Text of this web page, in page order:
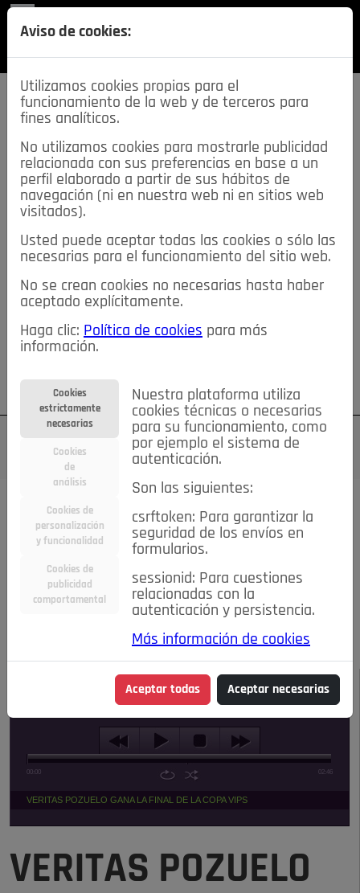
SECCIONES
descarga esta
REVISTA
≡NOTICIAS
NOTICIAS SERVICIOS DE INTERÉS
TABLÓN DE ANUNCIOS MIS ANUNCIOS CONTACTO
NOSOTROS
Su cuenta Regístrese ¿Olvidó su contraseña?
Todas las noticias..
#TePrestoMisOjos Caridad
Ciencia&Tecnología
Economía
Entretenimiento
Estilo de Vida
Internacional
Madrid Opinión IN
Pozuelo de Alarcón
Salud 🔴 En Directo
NOTICIAS
Escucha el audio de esta noticia:
00:00 02:46
VERITAS POZUELO GANA LA FINAL DE LA COPA VIPS
VERITAS POZUELO
Aviso de cookies:
Utilizamos cookies propias para el
funcionamiento de la web y de terceros para
fines analíticos.
No utilizamos cookies para mostrarle publicidad
relacionada con sus preferencias en base a un
perfil elaborado a partir de sus hábitos de
navegación (ni en nuestra web ni en sitios web
visitados).
Usted puede aceptar todas las cookies o sólo las
necesarias para el funcionamiento del sitio web.
No se crean cookies no necesarias hasta haber
aceptado explícitamente.
Haga clic: Política de cookies para más
información.
Cookies
estrictamente
necesarias
Cookies
de
análisis
Cookies de
personalización
y funcionalidad
Cookies de
publicidad
comportamental
Nuestra plataforma utiliza
cookies técnicas o necesarias
para su funcionamiento, como
por ejemplo el sistema de
autenticación.
Son las siguientes:
csrftoken: Para garantizar la
seguridad de los envíos en
formularios.
sessionid: Para cuestiones
relacionadas con la
autenticación y persistencia.
Más información de cookies
Aceptar todas Aceptar necesarias